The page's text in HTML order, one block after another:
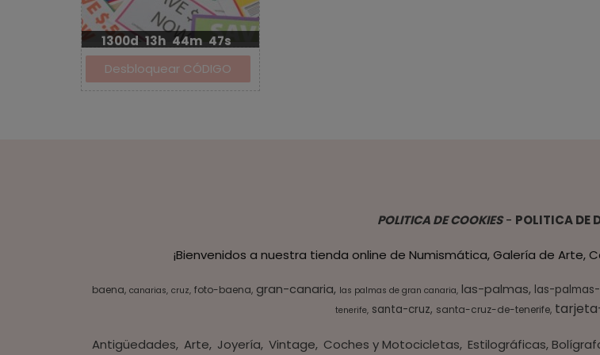
1300d 13h 44m 47s
POLITICA DE COOKIES- POLITICA DE
¡Bienvenidos a nuestra tienda online de Numismática, Galería de Arte,
baena canarias cruz foto-baena gran-canaria las palmas de gran canaria las-palmas las-
tenerife santa-cruz santa-cruz-de-tenerife
Antigüedades Arte Joyería Vintage Coches y Motocicletas Estilográficas,